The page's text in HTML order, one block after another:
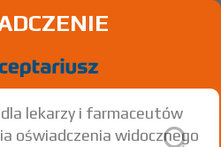
lekarzy i farmaceutów
oświadczenia widocznego